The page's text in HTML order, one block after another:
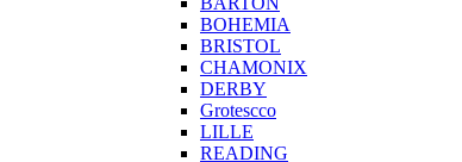
BOHEMIA
BRISTOL
CHAMONIX
DERBY
Grotescco
LILLE
READING